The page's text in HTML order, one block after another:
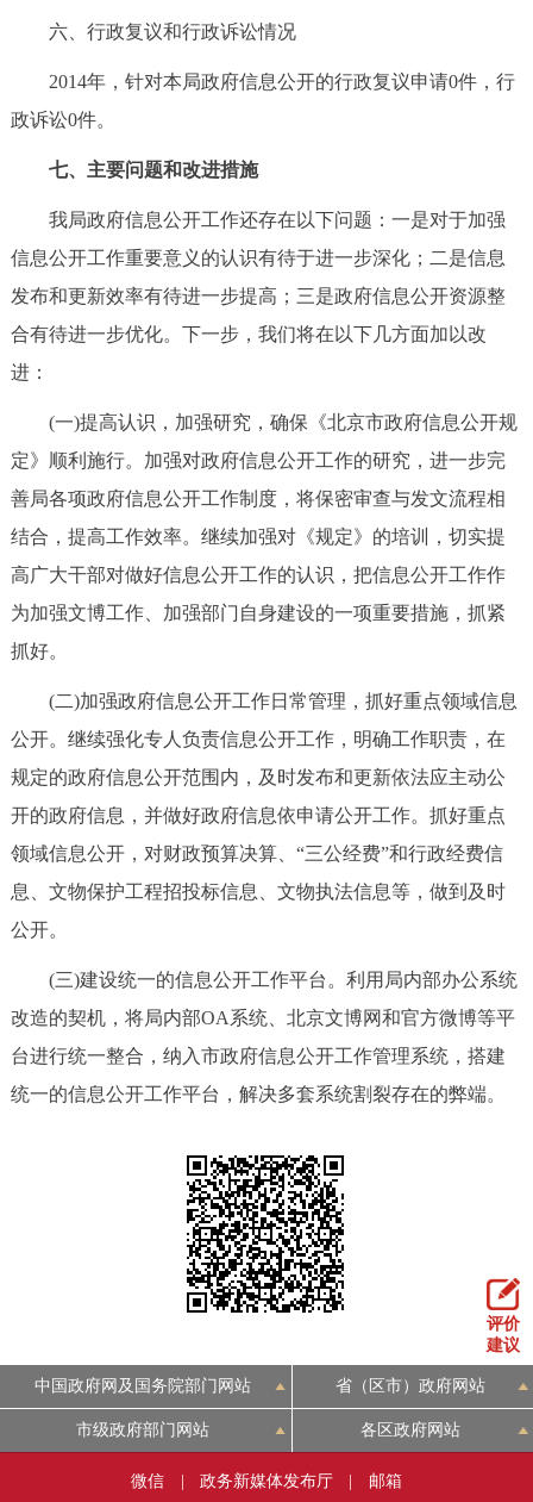
六、行政复议和行政诉讼情况
2014年，针对本局政府信息公开的行政复议申请0件，行
政诉讼0件。
七、主要问题和改进措施
我局政府信息公开工作还存在以下问题：一是对于加强
信息公开工作重要意义的认识有待于进一步深化；二是信息
发布和更新效率有待进一步提高；三是政府信息公开资源整
合有待进一步优化。下一步，我们将在以下几方面加以改
进：
(一)提高认识，加强研究，确保《北京市政府信息公开规
定》顺利施行。加强对政府信息公开工作的研究，进一步完
善局各项政府信息公开工作制度，将保密审查与发文流程相
结合，提高工作效率。继续加强对《规定》的培训，切实提
高广大干部对做好信息公开工作的认识，把信息公开工作作
为加强文博工作、加强部门自身建设的一项重要措施，抓紧
抓好。
(二)加强政府信息公开工作日常管理，抓好重点领域信息
公开。继续强化专人负责信息公开工作，明确工作职责，在
规定的政府信息公开范围内，及时发布和更新依法应主动公
开的政府信息，并做好政府信息依申请公开工作。抓好重点
领域信息公开，对财政预算决算、“三公经费”和行政经费信
息、文物保护工程招投标信息、文物执法信息等，做到及时
公开。
(三)建设统一的信息公开工作平台。利用局内部办公系统
改造的契机，将局内部OA系统、北京文博网和官方微博等平
台进行统一整合，纳入市政府信息公开工作管理系统，搭建
统一的信息公开工作平台，解决多套系统割裂存在的弊端。
评价
建议
中国政府网及国务院部门网站 省（区市）政府网站
市级政府部门网站 各区政府网站
微信 政务新媒体发布厅 邮箱